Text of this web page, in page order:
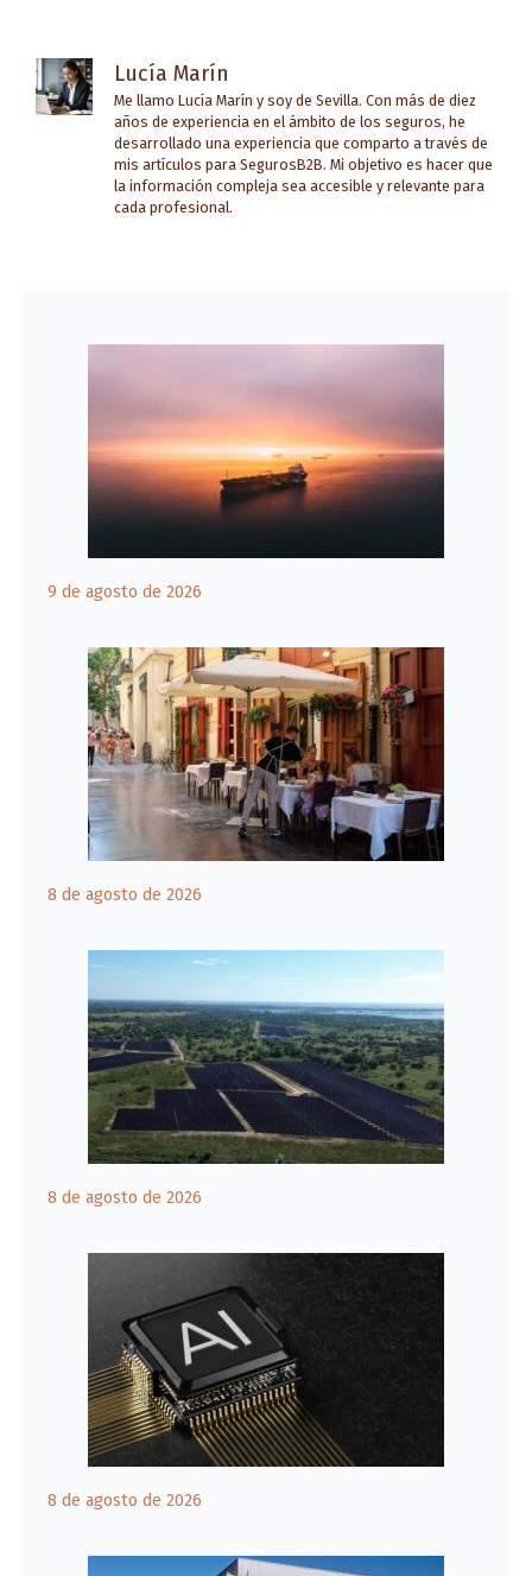
Lucía Marín
Me llamo Lucía Marín y soy de Sevilla. Con más de diez
años de experiencia en el ámbito de los seguros, he
desarrollado una experiencia que comparto a través de
mis artículos para SegurosB2B. Mi objetivo es hacer que
la información compleja sea accesible y relevante para
cada profesional.
9 de agosto de 2026
8 de agosto de 2026
8 de agosto de 2026
8 de agosto de 2026